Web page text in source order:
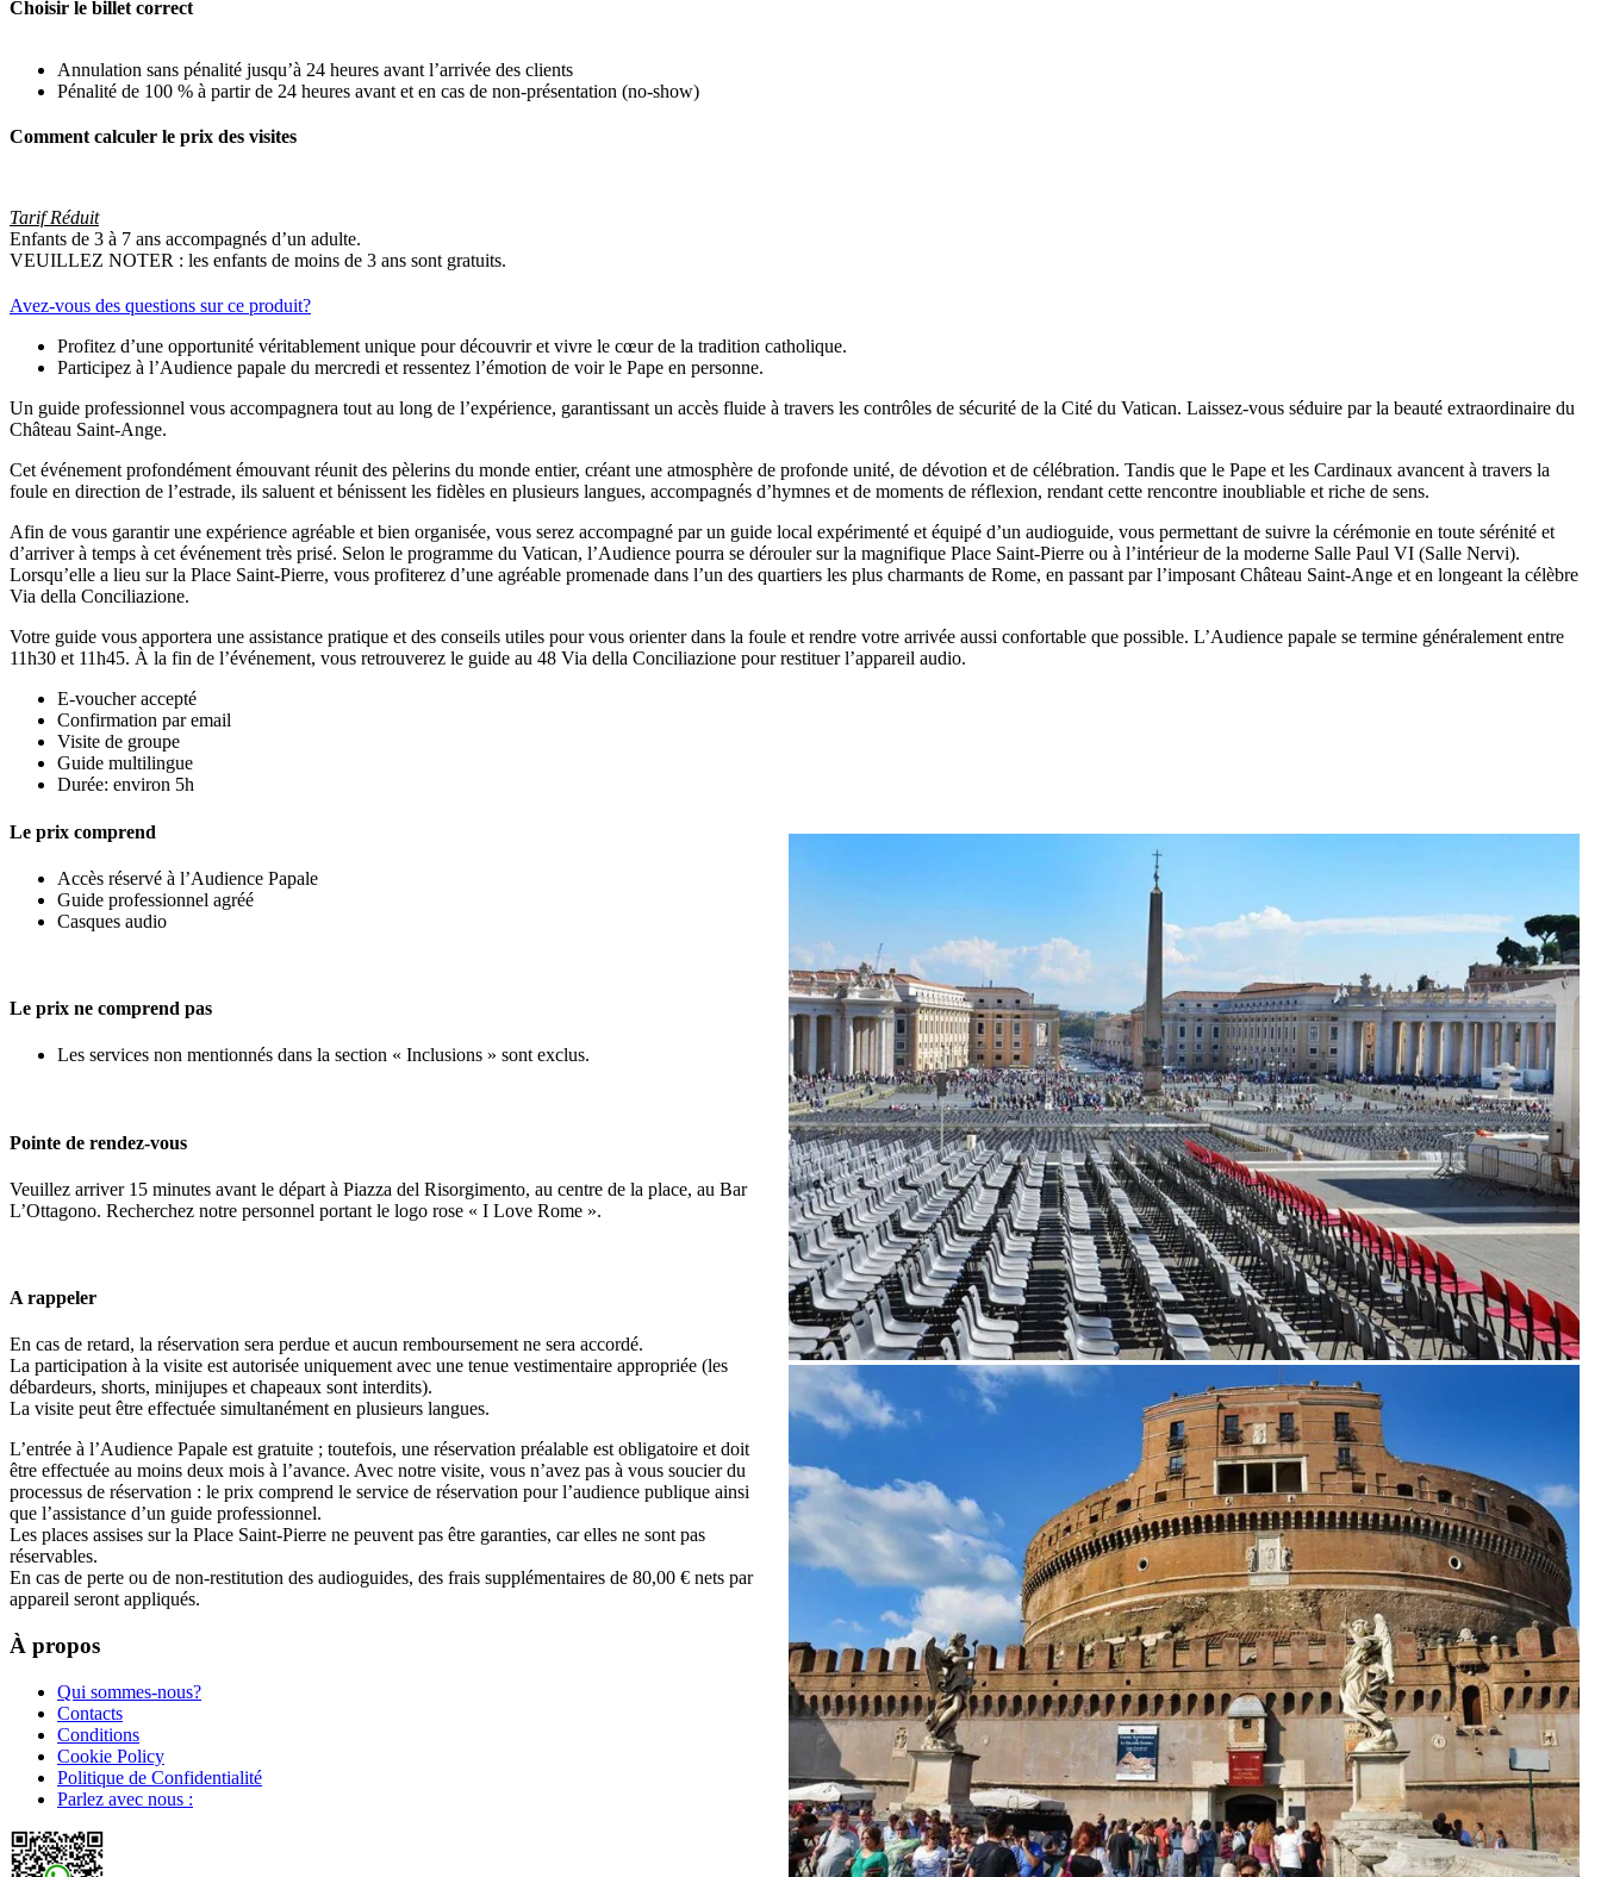
Choisir le billet correct
Annulation sans pénalité jusqu’à 24 heures avant l’arrivée des clients
Pénalité de 100 % à partir de 24 heures avant et en cas de non-présentation (no-show)
Comment calculer le prix des visites
Tarif Réduit
Enfants de 3 à 7 ans accompagnés d’un adulte.
VEUILLEZ NOTER : les enfants de moins de 3 ans sont gratuits.
Avez-vous des questions sur ce produit?
Profitez d’une opportunité véritablement unique pour découvrir et vivre le cœur de la tradition catholique.
Participez à l’Audience papale du mercredi et ressentez l’émotion de voir le Pape en personne.
Un guide professionnel vous accompagnera tout au long de l’expérience, garantissant un accès fluide à travers les contrôles de sécurité de la Cité du Vatican. Laissez-vous séduire par la beauté extraordinaire du
Château Saint-Ange.
Cet événement profondément émouvant réunit des pèlerins du monde entier, créant une atmosphère de profonde unité, de dévotion et de célébration. Tandis que le Pape et les Cardinaux avancent à travers la
foule en direction de l’estrade, ils saluent et bénissent les fidèles en plusieurs langues, accompagnés d’hymnes et de moments de réflexion, rendant cette rencontre inoubliable et riche de sens.
Afin de vous garantir une expérience agréable et bien organisée, vous serez accompagné par un guide local expérimenté et équipé d’un audioguide, vous permettant de suivre la cérémonie en toute sérénité et
d’arriver à temps à cet événement très prisé. Selon le programme du Vatican, l’Audience pourra se dérouler sur la magnifique Place Saint-Pierre ou à l’intérieur de la moderne Salle Paul VI (Salle Nervi).
Lorsqu’elle a lieu sur la Place Saint-Pierre, vous profiterez d’une agréable promenade dans l’un des quartiers les plus charmants de Rome, en passant par l’imposant Château Saint-Ange et en longeant la célèbre
Via della Conciliazione.
Votre guide vous apportera une assistance pratique et des conseils utiles pour vous orienter dans la foule et rendre votre arrivée aussi confortable que possible. L’Audience papale se termine généralement entre
11h30 et 11h45. À la fin de l’événement, vous retrouverez le guide au 48 Via della Conciliazione pour restituer l’appareil audio.
E-voucher accepté
Confirmation par email
Visite de groupe
Guide multilingue
Durée: environ 5h
Le prix comprend
Accès réservé à l’Audience Papale
Guide professionnel agréé
Casques audio
Le prix ne comprend pas
Les services non mentionnés dans la section « Inclusions » sont exclus.
Pointe de rendez-vous
Veuillez arriver 15 minutes avant le départ à Piazza del Risorgimento, au centre de la place, au Bar
L’Ottagono. Recherchez notre personnel portant le logo rose « I Love Rome ».
A rappeler
En cas de retard, la réservation sera perdue et aucun remboursement ne sera accordé.
La participation à la visite est autorisée uniquement avec une tenue vestimentaire appropriée (les
débardeurs, shorts, minijupes et chapeaux sont interdits).
La visite peut être effectuée simultanément en plusieurs langues.
L’entrée à l’Audience Papale est gratuite ; toutefois, une réservation préalable est obligatoire et doit
être effectuée au moins deux mois à l’avance. Avec notre visite, vous n’avez pas à vous soucier du
processus de réservation : le prix comprend le service de réservation pour l’audience publique ainsi
que l’assistance d’un guide professionnel.
Les places assises sur la Place Saint-Pierre ne peuvent pas être garanties, car elles ne sont pas
réservables.
En cas de perte ou de non-restitution des audioguides, des frais supplémentaires de 80,00 € nets par
appareil seront appliqués.
À propos
Qui sommes-nous?
Contacts
Conditions
Cookie Policy
Politique de Confidentialité
Parlez avec nous :